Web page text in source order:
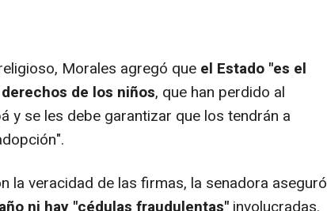
Morales agregó que el Estado "es el
de los niños, que han perdido al
y se les debe garantizar que los tendrán a
la veracidad de las firmas, la senadora aseguró